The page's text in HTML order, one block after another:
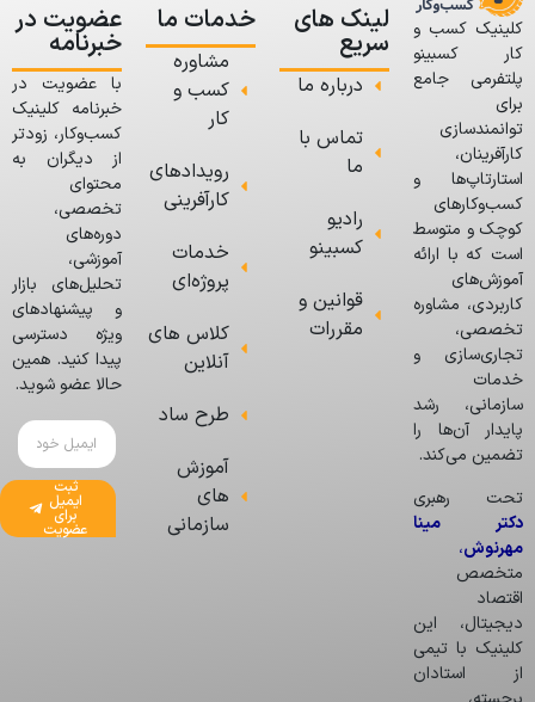
کلینیک کسب و
کار کسبینو
پلتفرمی جامع
برای
توانمندسازی
کارآفرینان،
استارتاپ‌ها و
کسب‌وکارهای
کوچک و متوسط
است که با ارائه
آموزش‌های
کاربردی، مشاوره
تخصصی،
تجاری‌سازی و
خدمات
سازمانی، رشد
پایدار آن‌ها را
تضمین می‌کند.
تحت رهبری
دکتر مینا
مهرنوش،
متخصص
اقتصاد
دیجیتال، این
کلینیک با تیمی
از استادان
لینک های
سریع
درباره ما
تماس با
ما
رادیو
کسبینو
قوانین و
مقررات
خدمات ما
مشاوره
کسب و
کار
رویدادهای
کارآفرینی
خدمات
پروژه‌ای
کلاس های
آنلاین
طرح ساد
آموزش
های
سازمانی
عضویت در
خبرنامه
با عضویت در
خبرنامه کلینیک
کسب‌وکار، زودتر
از دیگران به
محتوای
تخصصی،
دوره‌های
آموزشی،
تحلیل‌های بازار
و پیشنهادهای
ویژه دسترسی
پیدا کنید. همین
حالا عضو شوید.
ثبت
ایمیل
برای
عضویت